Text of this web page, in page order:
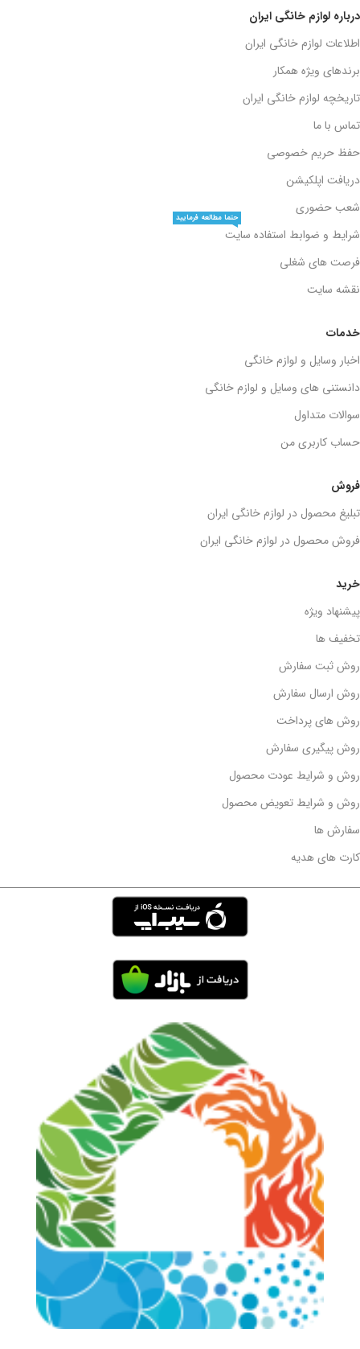
خرید
پیشنهاد ویژه
تخفیف ها
روش ثبت سفارش
روش ارسال سفارش
روش های پرداخت
روش پیگیری سفارش
روش و شرایط عودت محصول
روش و شرایط تعویض محصول
سفارش ها
کارت های هدیه
فروش
تبلیغ محصول در لوازم خانگی ایران
فروش محصول در لوازم خانگی ایران
خدمات
اخبار وسایل و لوازم خانگی
دانستنی های وسایل و لوازم خانگی
سوالات متداول
حساب کاربری من
درباره لوازم خانگی ایران
اطلاعات لوازم خانگی ایران
برندهای ویژه همکار
تاریخچه لوازم خانگی ایران
تماس با ما
حفظ حریم خصوصی
دریافت اپلکیشن
شعب حضوری
شرایط و ضوابط استفاده سایت
حتما مطالعه فرمایید
فرصت های شغلی
نقشه سایت